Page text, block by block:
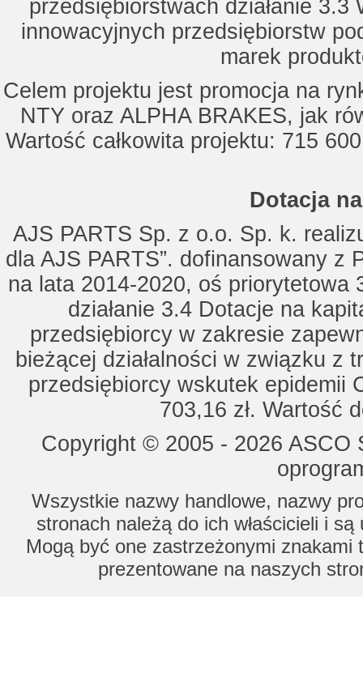
przedsiębiorstwach działanie
innowacyjnych przedsiębiorstw
marek
Celem projektu jest promocja na
NTY oraz ALPHA BRAKES, jak
Wartość całkowita projektu: 715
Dotacja
AJS PARTS Sp. z o.o. Sp. k.
dla AJS PARTS”. dofinansowany z
na lata 2014-2020, oś priorytetowa
działanie 3.4 Dotacje na
przedsiębiorcy w zakresie
bieżącej działalności w związku z
przedsiębiorcy wskutek epidemii
703,16 zł. Wartość
Copyright © 2005 - 2026
Wszystkie nazwy handlowe, nazwy
stronach należą do ich właścicieli i
Mogą być one zastrzeżonymi znakami
prezentowane na naszych